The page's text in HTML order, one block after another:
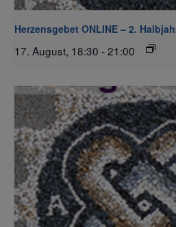
Herzensgebet ONLINE – 2.
17. August, 18:30 -21:00